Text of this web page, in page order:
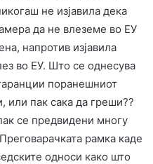
не изјавила дека
да не влеземе во ЕУ
напротив изјавила
во ЕУ. Што се однесува
поранешниот
или пак сака да греши??
се предвидени многу
рамка каде
односи како што